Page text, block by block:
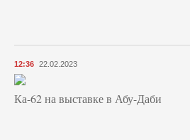
12:36 22.02.2023
Ка-62 на выставке в Абу-Даби